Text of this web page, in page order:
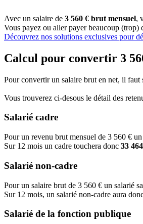
Avec un salaire de 3 560 € brut mensuel,
Vous payez ou aller payer beaucoup (trop)
Découvrez nos solutions exclusives pour
Calcul pour convertir 3
Pour convertir un salaire brut en net, il faut
Vous trouverez ci-desous le détail des
Salarié cadre
Pour un revenu brut mensuel de 3 560 €
Sur 12 mois un cadre touchera donc 33
Salarié non-cadre
Pour un salaire brut de 3 560 € un salarié
Sur 12 mois, un salarié non-cadre aura
Salarié de la fonction publique